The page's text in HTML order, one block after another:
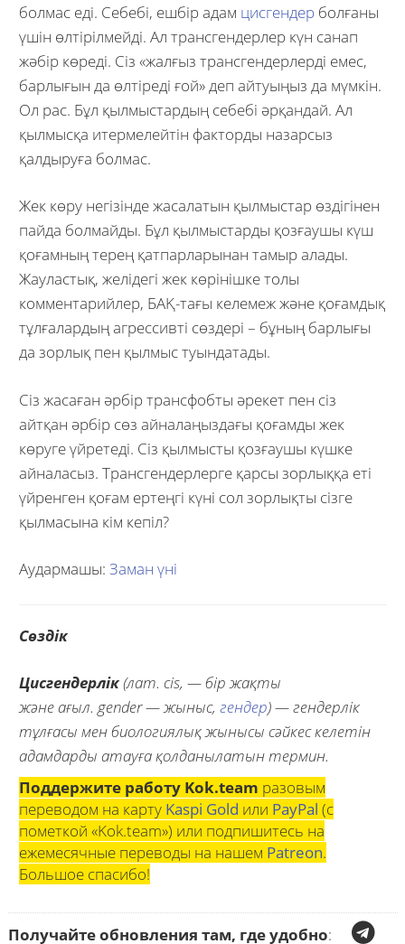
болмас еді. Себебі, ешбір адам цисгендер болғаны
үшін өлтірілмейді. Ал трансгендерлер күн санап
жәбір көреді. Сіз «жалғыз трансгендерлерді емес,
барлығын да өлтіреді ғой» деп айтуыңыз да мүмкін.
Ол рас. Бұл қылмыстардың себебі әрқандай. Ал
қылмысқа итермелейтін факторды назарсыз
қалдыруға болмас.
Жек көру негізінде жасалатын қылмыстар өздігінен
пайда болмайды. Бұл қылмыстарды қозғаушы күш
қоғамның терең қатпарларынан тамыр алады.
Жауластық, желідегі жек көрінішке толы
комментарийлер, БАҚ-тағы келемеж және қоғамдық
тұлғалардың агрессивті сөздері – бұның барлығы
да зорлық пен қылмыс туындатады.
Сіз жасаған әрбір трансфобты әрекет пен сіз
айтқан әрбір сөз айналаңыздағы қоғамды жек
көруге үйретеді. Сіз қылмысты қозғаушы күшке
айналасыз. Трансгендерлерге қарсы зорлыққа еті
үйренген қоғам ертеңгі күні сол зорлықты сізге
қылмасына кім кепіл?
Аудармашы: Заман үні
Сөздік
Цисгендерлік(лат. cis, — бір жақты
және ағыл. gender — жыныс, гендер) — гендерлік
тұлғасы мен биологиялық жынысы сәйкес келетін
адамдарды атауға қолданылатын термин.
Поддержите работу Kok.team разовым
переводом на карту Kaspi Gold или PayPal (с
пометкой «Kok.team») или подпишитесь на
ежемесячные переводы на нашем Patreon.
Большое спасибо!
Получайте обновления там, где удобно: